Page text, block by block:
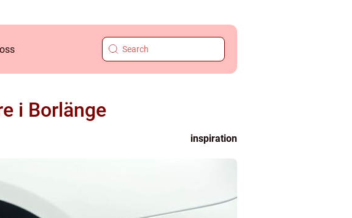
i Borlänge
inspiration